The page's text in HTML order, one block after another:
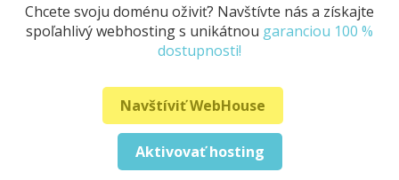
Chcete svoju doménu oživiť? Navštívte nás a získajte
spoľahlivý webhosting s unikátnou garanciou 100 %
dostupnosti!
Navštíviť WebHouse
Aktivovať hosting